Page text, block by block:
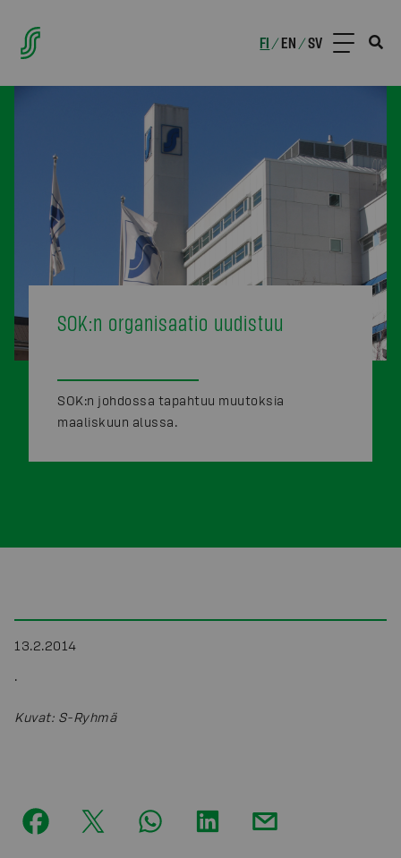
FI /EN /SV
SOK:n organisaatio uudistuu
SOK:n johdossa tapahtuu muutoksia
maaliskuun alussa.
13.2.2014
.
Kuvat: S-Ryhmä